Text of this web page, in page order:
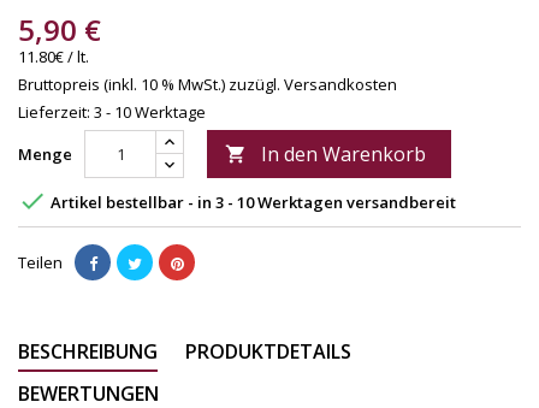
5,90 €
11.80€ / lt.
Bruttopreis (inkl. 10 % MwSt.) zuzügl. Versandkosten
Lieferzeit: 3 - 10 Werktage
Menge
 In den Warenkorb
 Artikel bestellbar - in 3 - 10 Werktagen versandbereit
Teilen
BESCHREIBUNG
PRODUKTDETAILS
BEWERTUNGEN